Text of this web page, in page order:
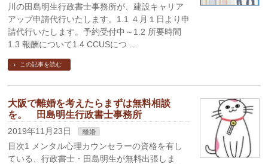
川の田島明生行政書士事務所が、建設キャリア
アップ申請代行いたします。1.1 ４月１日より申
請代行いたします。予約受付中～1.2 所要時間
1.3 報酬について1.4 CCUSにつ …
この記事を読む
大阪で離婚を考えたらまずは無料相談
を。 田島明生行政書士事務所
2019年11月23日 離婚
目次1 メンタル心理カウンセラーの資格を有し
ている、行政書士・田島明生が無料出張しま